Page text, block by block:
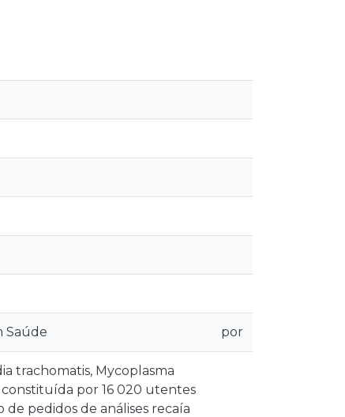
Saúde por
trachomatis, Mycoplasma
por 16 020 utentes
pedidos de análises recaía